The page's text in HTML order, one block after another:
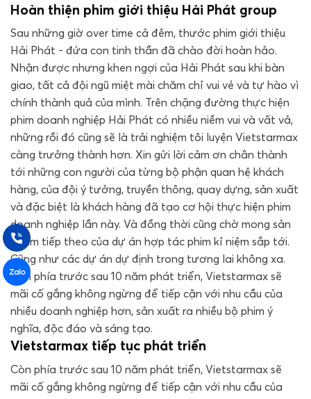
Hoàn thiện phim giới thiệu Hải Phát group
Sau những giờ over time cả đêm, thước phim giới thiệu
Hải Phát - đứa con tinh thần đã chào đời hoàn hảo.
Nhận được nhưng khen ngợi của Hải Phát sau khi bàn
giao, tất cả đội ngũ miệt mài chăm chỉ vui vẻ và tự hào vì
chính thành quả của mình. Trên chặng đường thực hiện
phim doanh nghiệp Hải Phát có nhiều niềm vui và vất vả,
những rồi đó cũng sẽ là trải nghiệm tôi luyện Vietstarmax
càng trưởng thành hơn. Xin gửi lời cảm ơn chân thành
tới những con người của từng bộ phận quan hệ khách
hàng, của đội ý tưởng, truyền thông, quay dựng, sản xuất
và đặc biệt là khách hàng đã tạo cơ hội thực hiện phim
doanh nghiệp lần này. Và đồng thời cũng chờ mong sản
phẩm tiếp theo của dự án hợp tác phim kỉ niệm sắp tới.
Cũng như các dự án dự định trong tương lai không xa.
Còn phía trước sau 10 năm phát triển, Vietstarmax sẽ
mãi cố gắng không ngừng để tiếp cận với nhu cầu của
nhiều doanh nghiệp hơn, sản xuất ra nhiều bộ phim ý
nghĩa, độc đáo và sáng tạo.
Vietstarmax tiếp tục phát triển
Còn phía trước sau 10 năm phát triển, Vietstarmax sẽ
mãi cố gắng không ngừng để tiếp cận với nhu cầu của